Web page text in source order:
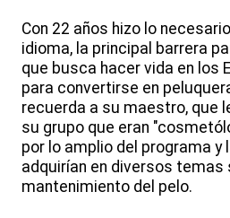
Con 22 años hizo lo
idioma, la principal barrera
que busca hacer vida en los
para convertirse en
recuerda a su maestro, que
su grupo que eran
por lo amplio del programa
adquirían en diversos temas
mantenimiento del pelo.